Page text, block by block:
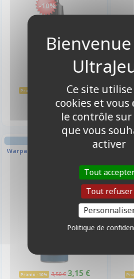
-10%
Promo -10% 3,33 €
Warpaints Fanatic - Regal Blue
Promo -10% 3,50 € 3,15 €
Ce site utilise
cookies et vous
le contrôle sur
que vous
activer
Tout accepter
Tout refuser
Politique de